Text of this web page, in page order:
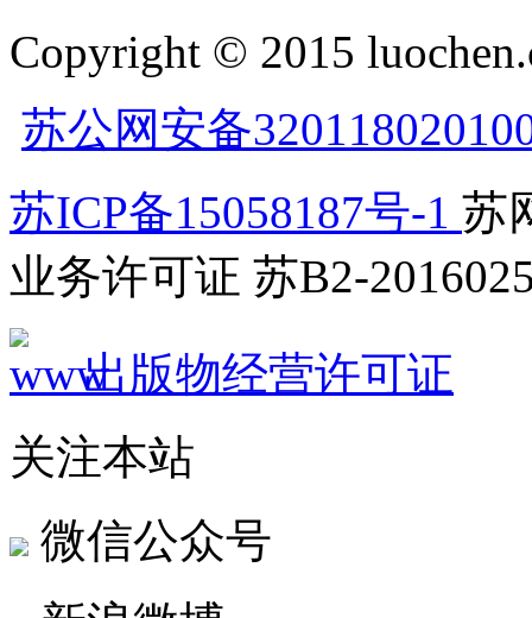
Copyright © 2015
苏公网安备
苏ICP备15058187号-1 苏
业务许可证 苏B2-
出版物经营许可证
关注本站
微信公众号